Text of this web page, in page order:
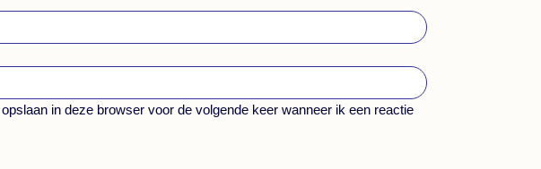
in deze browser voor de volgende keer wanneer ik een reactie